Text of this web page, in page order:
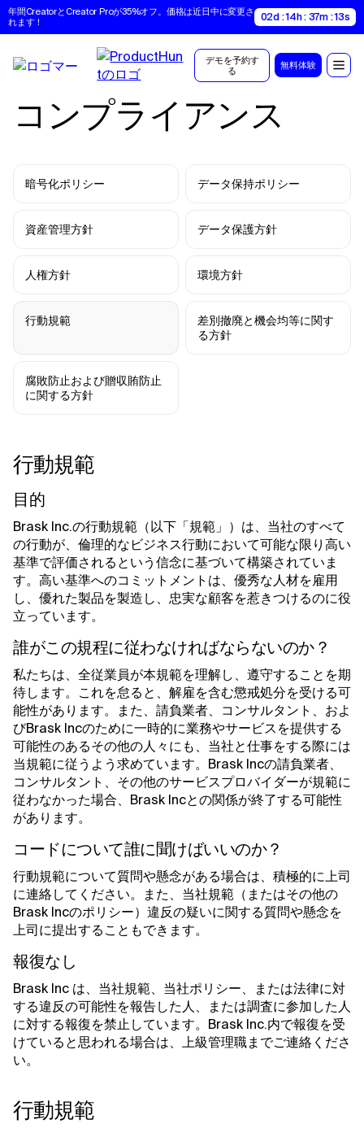
年間CreatorとCreator Proが35%オフ。価格は近日中に変更さ
れます！
02d : 14h : 37m : 12s
デモを予約す
る
無料体験
コンプライアンス
暗号化ポリシー データ保持ポリシー
資産管理方針 データ保護方針
人権方針 環境方針
行動規範
差別撤廃と機会均等に関す
る方針
腐敗防止および贈収賄防止
に関する方針
行動規範
目的
Brask Inc.の行動規範（以下「規範」）は、当社のすべて
の行動が、倫理的なビジネス行動において可能な限り高い
基準で評価されるという信念に基づいて構築されていま
す。高い基準へのコミットメントは、優秀な人材を雇用
し、優れた製品を製造し、忠実な顧客を惹きつけるのに役
立っています。
誰がこの規程に従わなければならないのか？
私たちは、全従業員が本規範を理解し、遵守することを期
待します。これを怠ると、解雇を含む懲戒処分を受ける可
能性があります。また、請負業者、コンサルタント、およ
びBrask Incのために一時的に業務やサービスを提供する
可能性のあるその他の人々にも、当社と仕事をする際には
当規範に従うよう求めています。Brask Incの請負業者、
コンサルタント、その他のサービスプロバイダーが規範に
従わなかった場合、Brask Incとの関係が終了する可能性
があります。
コードについて誰に聞けばいいのか？
行動規範について質問や懸念がある場合は、積極的に上司
に連絡してください。また、当社規範（またはその他の
Brask Incのポリシー）違反の疑いに関する質問や懸念を
上司に提出することもできます。
報復なし
Brask Inc は、当社規範、当社ポリシー、または法律に対
する違反の可能性を報告した人、または調査に参加した人
に対する報復を禁止しています。Brask Inc.内で報復を受
けていると思われる場合は、上級管理職までご連絡くださ
い。
行動規範